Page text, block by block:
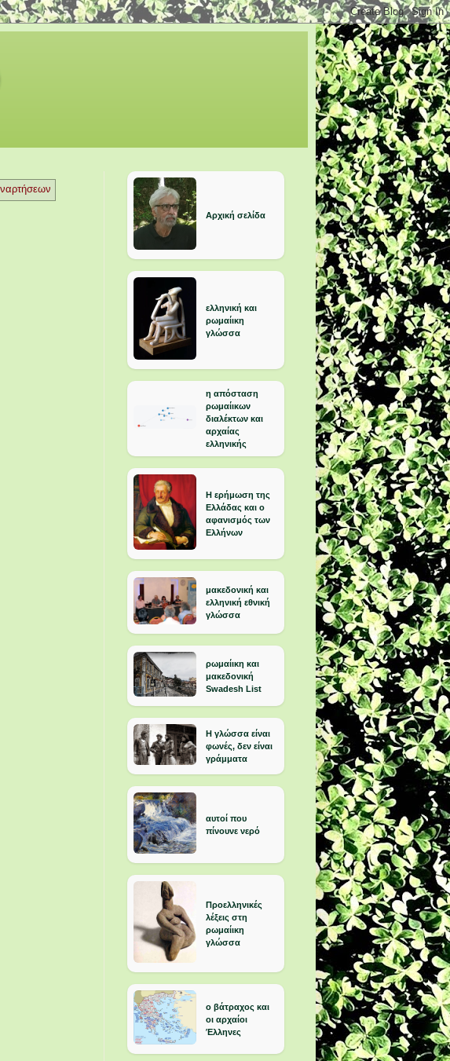
Αρχική σελίδα
ελληνική και
ρωμαίικη
γλώσσα
η απόσταση
ρωμαίικων
διαλέκτων και
αρχαίας
ελληνικής
Η ερήμωση της
Ελλάδας και ο
αφανισμός των
Ελλήνων
μακεδονική και
ελληνική εθνική
γλώσσα
ρωμαίικη και
μακεδονική
Swadesh List
Η γλώσσα είναι
φωνές, δεν είναι
γράμματα
αυτοί που
πίνουνε νερό
Προελληνικές
λέξεις στη
ρωμαίικη
γλώσσα
ο βάτραχος και
οι αρχαίοι
Έλληνες